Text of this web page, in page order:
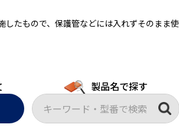
たもので、保護管などには入れずそのまま使
製品名で探す